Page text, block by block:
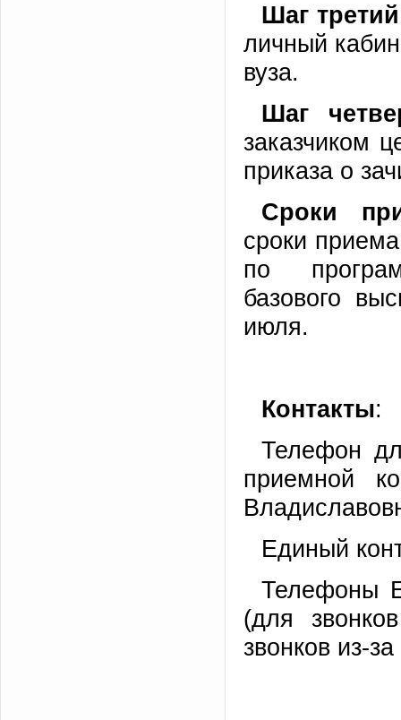
Шаг
личный
вуза.
Шаг
заказчиком
приказа о
Сроки
сроки
по
базового
июля.
Контакты:
Телефон
приемной
Единый
Телефоны
(для
звонков из-